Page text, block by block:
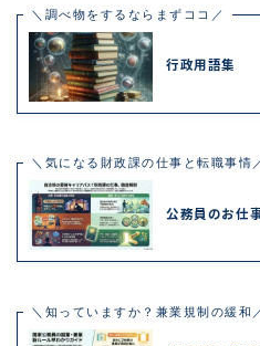
＼調べ物をするならまずココ／
行政用語集
＼気になる財政課の仕事と転職事情
公務員のお仕
＼知っていますか？兼業規制の緩和